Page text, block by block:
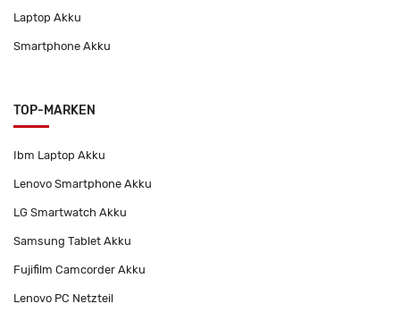
Laptop Akku
Smartphone Akku
TOP-MARKEN
Ibm Laptop Akku
Lenovo Smartphone Akku
LG Smartwatch Akku
Samsung Tablet Akku
Fujifilm Camcorder Akku
Lenovo PC Netzteil